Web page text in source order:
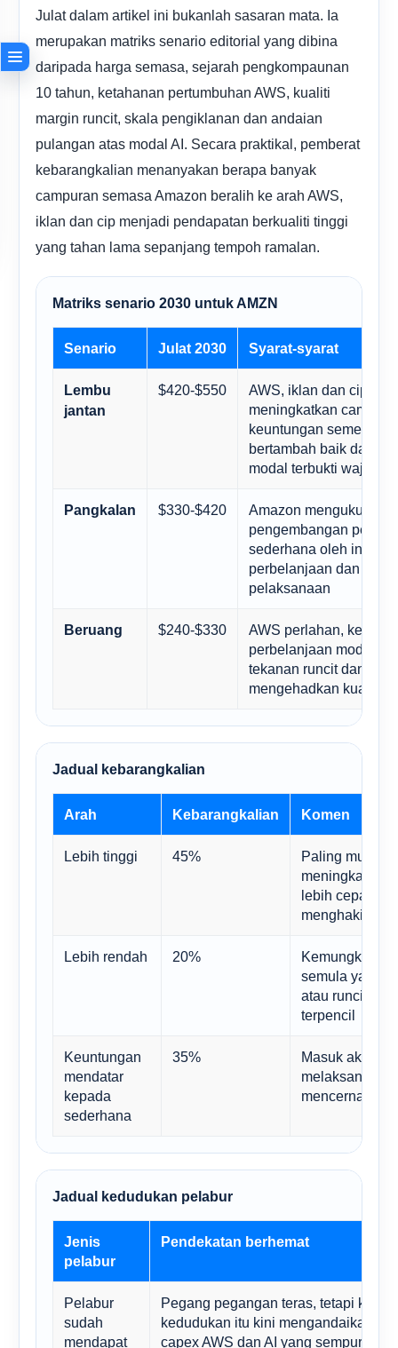
Julat dalam artikel ini bukanlah sasaran mata. Ia
merupakan matriks senario editorial yang dibina
daripada harga semasa, sejarah pengkompaunan
10 tahun, ketahanan pertumbuhan AWS, kualiti
margin runcit, skala pengiklanan dan andaian
pulangan atas modal AI. Secara praktikal, pemberat
kebarangkalian menanyakan berapa banyak
campuran semasa Amazon beralih ke arah AWS,
iklan dan cip menjadi pendapatan berkualiti tinggi
yang tahan lama sepanjang tempoh ramalan.
Matriks senario 2030 untuk AMZN
Senario Julat 2030 Syarat-syarat
Lembu
jantan
$420-$550
AWS, iklan dan cip
meningkatkan
keuntungan
bertambah baik dan
modal terbukti wajar
Pangkalan $330-$420
Amazon mengukuh,
pengembangan
sederhana oleh
perbelanjaan dan
pelaksanaan
Beruang $240-$330
AWS perlahan,
perbelanjaan modal
tekanan runcit dan tarif
mengehadkan kualiti
Jadual kebarangkalian
Arah Kebarangkalian Komen
Lebih tinggi 45%
Paling
meningkatkan
lebih cepat
menghakis
Lebih rendah 20%
Kemungkinan
semula yang
atau runcit
terpencil
Keuntungan
mendatar
kepada
sederhana
35%
Masuk akal
melaksanakan
mencerna
Jadual kedudukan pelabur
Jenis
pelabur
Pendekatan berhemat
Pelabur
sudah
mendapat
Pegang pegangan teras, tetapi
kedudukan itu kini mengandaikan
capex AWS dan AI yang sempurna